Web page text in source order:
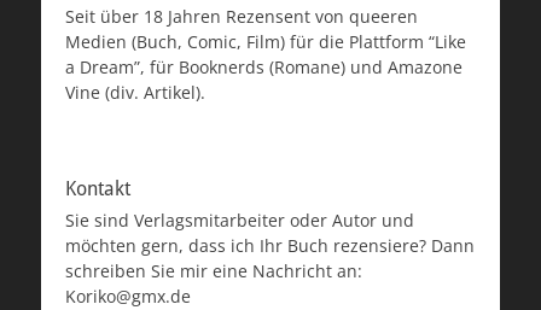
Seit über 18 Jahren Rezensent von queeren
Medien (Buch, Comic, Film) für die Plattform “Like
a Dream”, für Booknerds (Romane) und Amazone
Vine (div. Artikel).
Kontakt
Sie sind Verlagsmitarbeiter oder Autor und
möchten gern, dass ich Ihr Buch rezensiere? Dann
schreiben Sie mir eine Nachricht an:
Koriko@gmx.de